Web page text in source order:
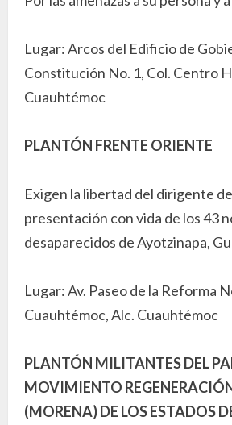
Lugar: Arcos del Edificio de
Constitución No. 1, Col. Centro
Cuauhtémoc
PLANTÓN FRENTE ORIENTE
Exigen la libertad del dirigente de
presentación con vida de los 43
desaparecidos de Ayotzinapa,
Lugar: Av. Paseo de la Reforma
Cuauhtémoc, Alc. Cuauhtémoc
PLANTÓN MILITANTES DEL
MOVIMIENTO
(MORENA) DE LOS ESTADOS